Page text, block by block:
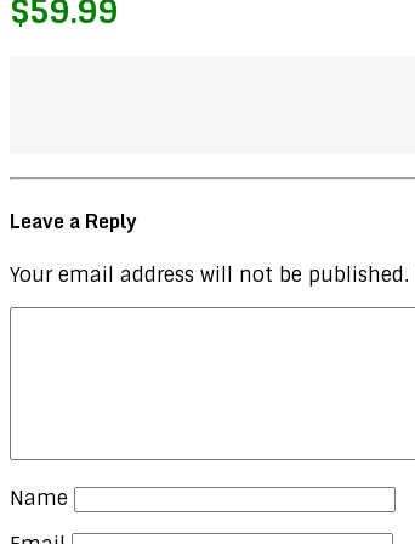
$59.99
Leave a Reply
Your email address will not be published.
Name